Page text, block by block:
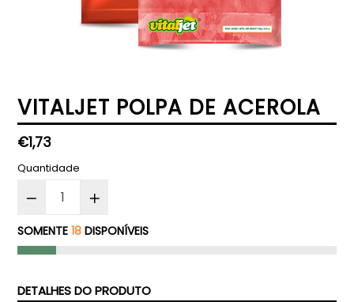
VITALJET POLPA DE ACEROLA
Preço
normal
€1,73
Quantidade
SOMENTE 18 DISPONÍVEIS
DETALHES DO PRODUTO